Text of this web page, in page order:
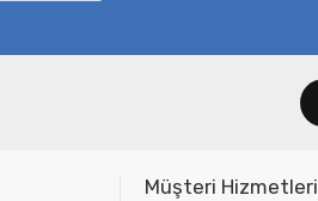
Müşteri Hizmetleri